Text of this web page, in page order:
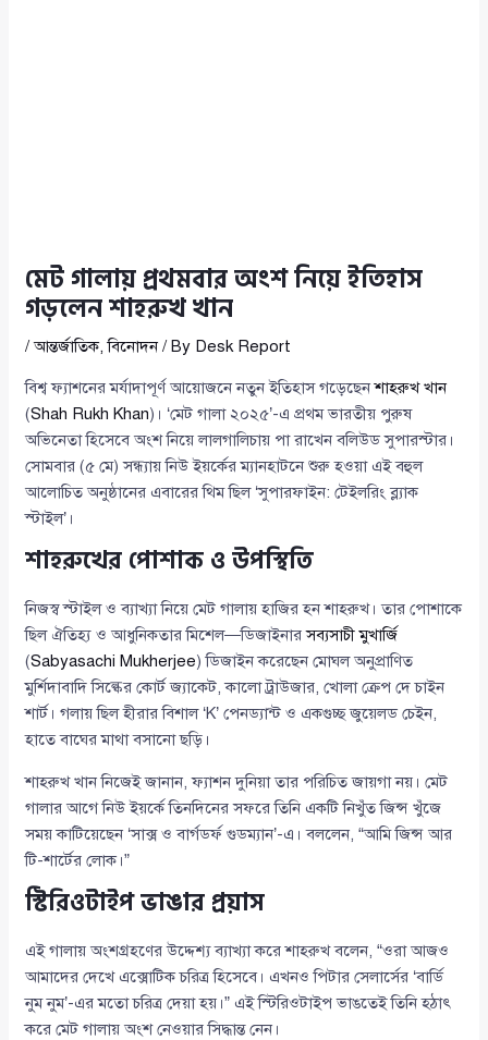
মেট গালায় প্রথমবার অংশ নিয়ে ইতিহাস
গড়লেন শাহরুখ খান
/আন্তর্জাতিক,বিনোদন/ By Desk Report
বিশ্ব ফ্যাশনের মর্যাদাপূর্ণ আয়োজনে নতুন ইতিহাস গড়েছেনশাহরুখ খান
(Shah Rukh Khan)। ‘মেট গালা ২০২৫’-এ প্রথম ভারতীয় পুরুষ
অভিনেতা হিসেবে অংশ নিয়ে লালগালিচায় পা রাখেন বলিউড সুপারস্টার।
সোমবার (৫ মে) সন্ধ্যায় নিউ ইয়র্কের ম্যানহাটনে শুরু হওয়া এই বহুল
আলোচিত অনুষ্ঠানের এবারের থিম ছিল ‘সুপারফাইন: টেইলরিং ব্ল্যাক
স্টাইল’।
শাহরুখের পোশাক ও উপস্থিতি
নিজস্ব স্টাইল ও ব্যাখ্যা নিয়ে মেট গালায় হাজির হন শাহরুখ। তার পোশাকে
ছিল ঐতিহ্য ও আধুনিকতার মিশেল—ডিজাইনারসব্যসাচী মুখার্জি
(Sabyasachi Mukherjee) ডিজাইন করেছেন মোঘল অনুপ্রাণিত
মুর্শিদাবাদি সিল্কের কোর্ট জ্যাকেট, কালো ট্রাউজার, খোলা ক্রেপ দে চাইন
শার্ট। গলায় ছিল হীরার বিশাল ‘K’ পেনড্যান্ট ও একগুচ্ছ জুয়েলড চেইন,
হাতে বাঘের মাথা বসানো ছড়ি।
শাহরুখ খান নিজেই জানান, ফ্যাশন দুনিয়া তার পরিচিত জায়গা নয়। মেট
গালার আগে নিউ ইয়র্কে তিনদিনের সফরে তিনি একটি নিখুঁত জিন্স খুঁজে
সময় কাটিয়েছেন ‘সাক্স ও বার্গডর্ফ গুডম্যান’-এ। বললেন, “আমি জিন্স আর
টি-শার্টের লোক।”
স্টিরিওটাইপ ভাঙার প্রয়াস
এই গালায় অংশগ্রহণের উদ্দেশ্য ব্যাখ্যা করে শাহরুখ বলেন, “ওরা আজও
আমাদের দেখে এক্সোটিক চরিত্র হিসেবে। এখনও পিটার সেলার্সের ‘বার্ডি
নুম নুম’-এর মতো চরিত্র দেয়া হয়।” এই স্টিরিওটাইপ ভাঙতেই তিনি হঠাৎ
করে মেট গালায় অংশ নেওয়ার সিদ্ধান্ত নেন।